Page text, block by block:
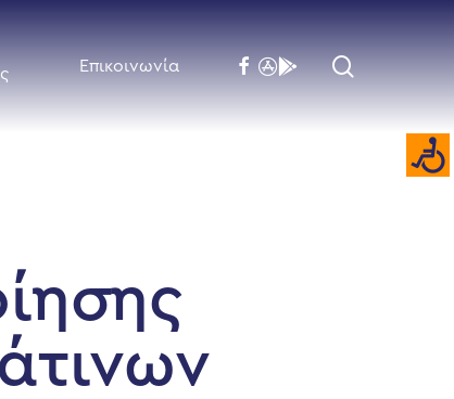
Επικοινωνία facebook
flickrbehance